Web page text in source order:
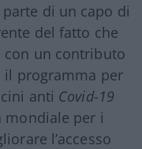
di un capo di
del fatto che
con un contributo
il programma per
anti Covid-19
mondiale per i
l’accesso